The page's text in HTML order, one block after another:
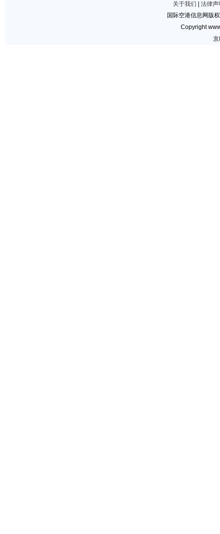
关于我们
法律声
国际空港信息网版
Copyright